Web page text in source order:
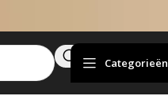
Categorieën